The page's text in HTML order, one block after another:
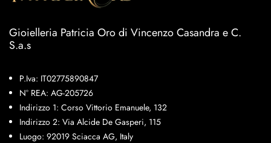
Gioielleria Patricia Oro di Vincenzo Casandra e C.
S.a.s
P.Iva: IT02775890847
N° REA: AG-205726
Indirizzo 1: Corso Vittorio Emanuele, 132
Indirizzo 2: Via Alcide De Gasperi, 115
Luogo: 92019 Sciacca AG, Italy